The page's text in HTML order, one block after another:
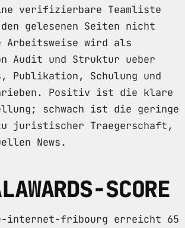
verifizierbare Teamliste
gelesenen Seiten nicht
Arbeitsweise wird als
Audit und Struktur ueber
Publikation, Schulung und
Positiv ist die klare
schwach ist die geringe
juristischer Traegerschaft,
News.
SCORE
internet-fribourg erreicht 65